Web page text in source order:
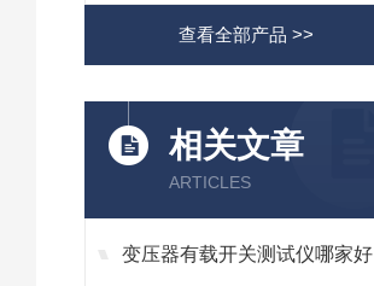
查看全部产品 >>
相关文章
ARTICLES
变压器有载开关测试仪哪家好